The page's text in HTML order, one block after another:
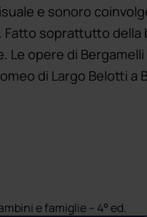
e sonoro
soprattutto della
Le opere di
di Largo Belotti a
e famiglie – 4° ed.